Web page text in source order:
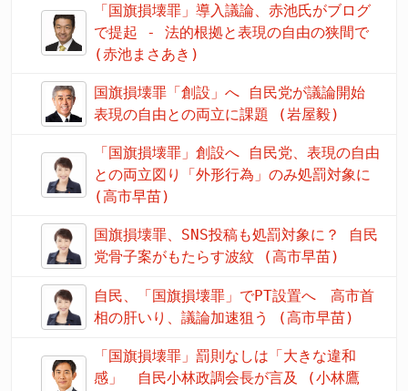
「国旗損壊罪」導入議論、赤池氏がブログ
で提起 - 法的根拠と表現の自由の狭間で
(赤池まさあき)
国旗損壊罪「創設」へ 自民党が議論開始
表現の自由との両立に課題 (岩屋毅)
「国旗損壊罪」創設へ 自民党、表現の自由
との両立図り「外形行為」のみ処罰対象に
(高市早苗)
国旗損壊罪、SNS投稿も処罰対象に？ 自民
党骨子案がもたらす波紋 (高市早苗)
自民、「国旗損壊罪」でPT設置へ 高市首
相の肝いり、議論加速狙う (高市早苗)
「国旗損壊罪」罰則なしは「大きな違和
感」 自民小林政調会長が言及 (小林鷹